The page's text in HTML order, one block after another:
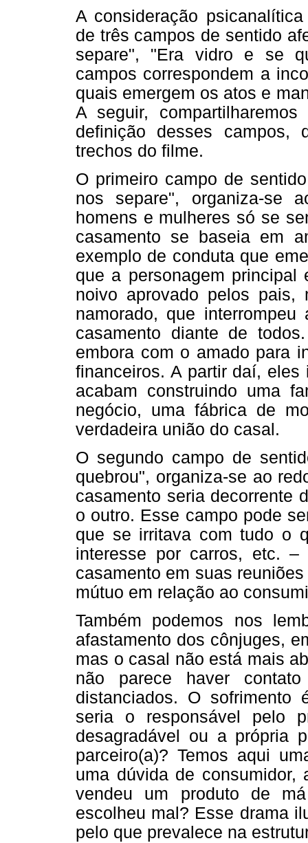
A consideração
de três campos de sentido
separe", "Era vidro e se
campos correspondem a
quais emergem os atos e
A seguir,
definição desses campos,
trechos do filme.
O primeiro campo de
nos separe", organiza-se
homens e mulheres só se
casamento se baseia em
exemplo de conduta que
que a personagem
noivo aprovado pelos pais,
namorado, que
casamento diante de
embora com o amado para
financeiros. A partir daí,
acabam construindo uma
negócio, uma fábrica de
verdadeira união do casal.
O segundo campo de
quebrou", organiza-se ao
casamento seria decorrente
o outro. Esse campo pode
que se irritava com tudo o
interesse por carros, etc. –
casamento em suas
mútuo em relação ao
Também podemos nos
afastamento dos cônjuges,
mas o casal não está mais
não parece haver
distanciados. O sofrimento
seria o responsável pelo
desagradável ou a própria
parceiro(a)? Temos aqui
uma dúvida de consumidor,
vendeu um produto de
escolheu mal? Esse drama
pelo que prevalece na